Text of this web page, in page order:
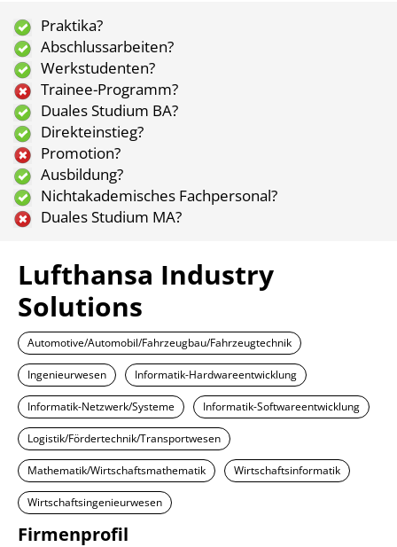
Praktika?
Abschlussarbeiten?
Werkstudenten?
Trainee-Programm?
Duales Studium BA?
Direkteinstieg?
Promotion?
Ausbildung?
Nichtakademisches Fachpersonal?
Duales Studium MA?
Lufthansa Industry
Solutions
Automotive/Automobil/Fahrzeugbau/Fahrzeugtechnik
Ingenieurwesen Informatik-Hardwareentwicklung
Informatik-Netzwerk/Systeme Informatik-Softwareentwicklung
Logistik/Fördertechnik/Transportwesen
Mathematik/Wirtschaftsmathematik Wirtschaftsinformatik
Wirtschaftsingenieurwesen
Firmenprofil